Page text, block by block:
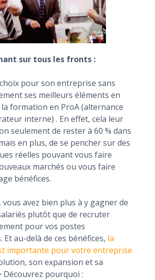
sur tous les fronts :
pour son entreprise sans
ses meilleurs éléments en
formation en ProA (alternance
interne) . En effet, cela leur
seulement de rester à 60 % dans
en plus, de se pencher sur des
réelles pouvant vous faire
marchés ou vous faire
bénéfices.
vous avez bien plus à y gagner de
plutôt que de recruter
pour vos postes
au-delà de ces bénéfices, la
importante pour votre entreprise
son expansion et sa
Découvrez pourquoi :